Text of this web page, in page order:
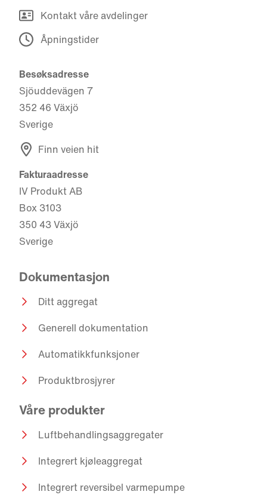
Kontakt våre avdelinger
Åpningstider
Besøksadresse
Sjöuddevägen 7
352 46 Växjö
Sverige
Finn veien hit
Fakturaadresse
IV Produkt AB
Box 3103
350 43 Växjö
Sverige
Dokumentasjon
Ditt aggregat
Generell dokumentation
Automatikkfunksjoner
Produktbrosjyrer
Våre produkter
Luftbehandlingsaggregater
Integrert kjøleaggregat
Integrert reversibel varmepumpe